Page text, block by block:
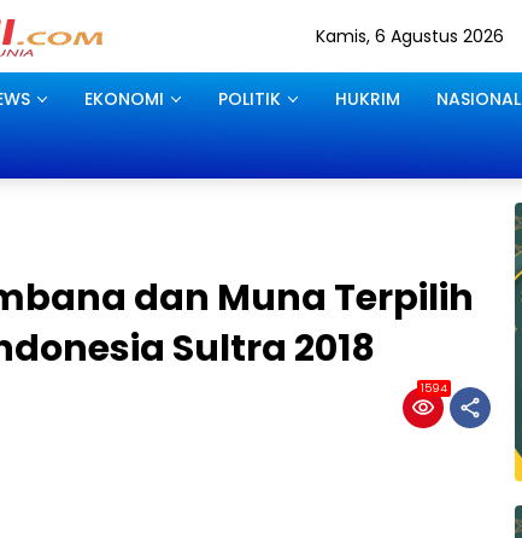
Kamis, 6 Agustus 2026
EKONOMI POLITIK HUKRIM NASIONAL
dan Muna Terpilih
Sultra 2018
1594